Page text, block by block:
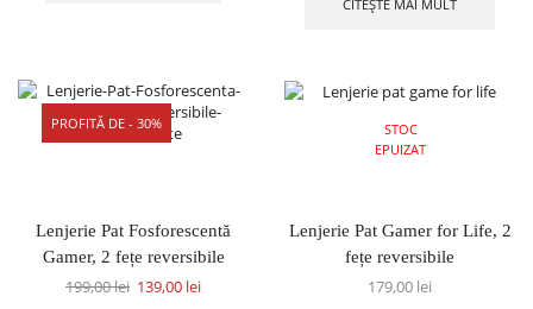
CITEȘTE MAI MULT
PROFITĂ DE - 30%
Lenjerie Pat Fosforescentă
Gamer, 2 fețe reversibile
199,00lei 139,00 lei
STOC
EPUIZAT
Lenjerie Pat Gamer for Life, 2
fețe reversibile
179,00 lei